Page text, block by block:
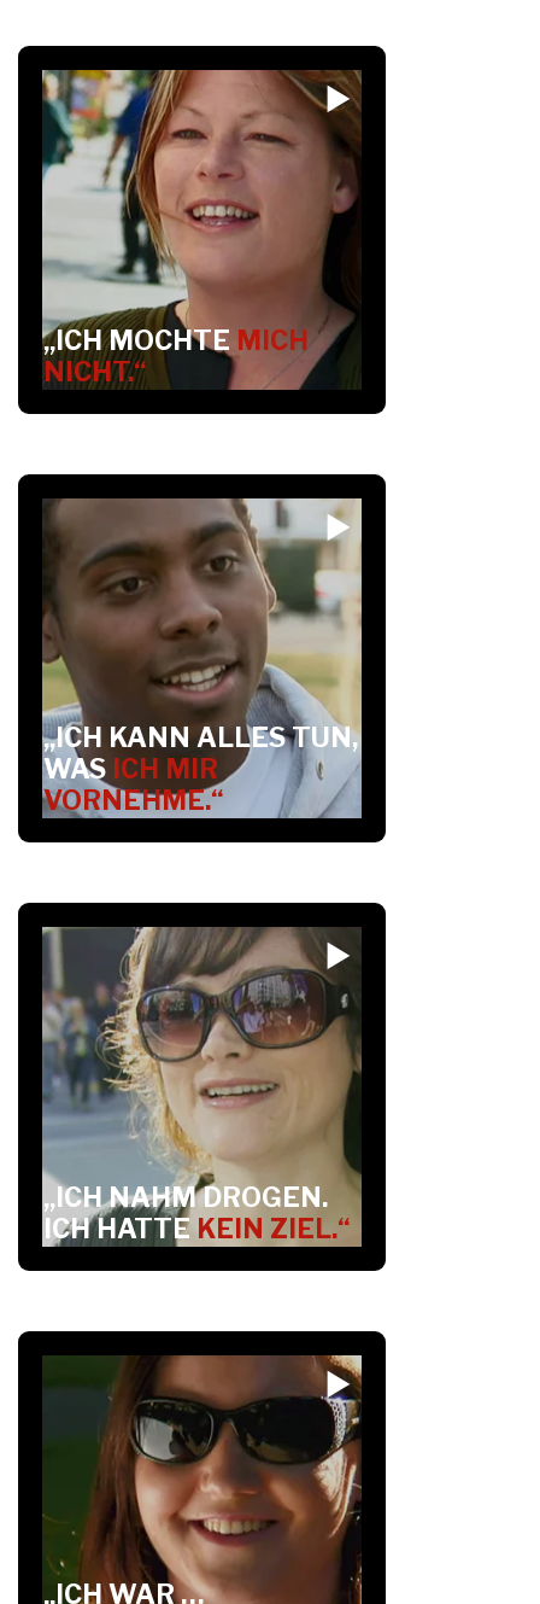
„ICH MOCHTE MICH
NICHT.“
„ICH KANN ALLES TUN,
WAS ICH MIR
VORNEHME.“
„ICH NAHM DROGEN.
ICH HATTE KEIN ZIEL.“
„ICH WAR …